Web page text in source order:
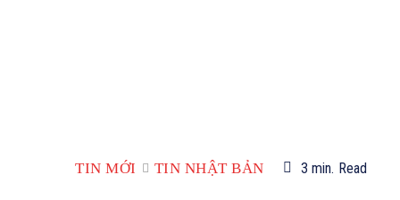
TIN MỚI TIN NHẬT BẢN 3 min. Read